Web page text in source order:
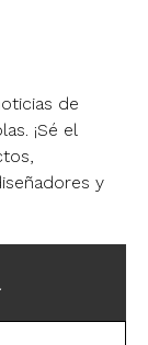
de
¡Sé el
y